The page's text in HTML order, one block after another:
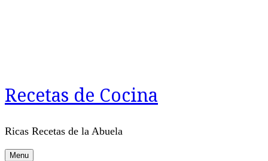
Recetas de Cocina
Ricas Recetas de la Abuela
Menu